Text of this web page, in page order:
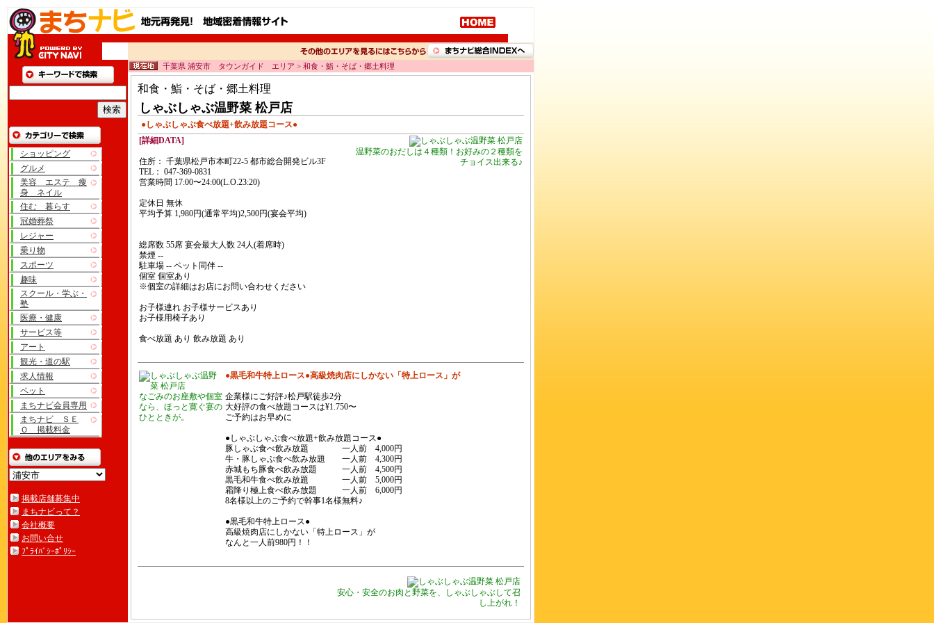
ショッピング
グルメ
美容 エステ 痩
身 ネイル
住む 暮らす
冠婚葬祭
レジャー
乗り物
スポーツ
趣味
スクール・学ぶ・
塾
医療・健康
サービス等
アート
観光・道の駅
求人情報
ペット
まちナビ会員専用
まちナビ ＳＥ
Ｏ 掲載料金
掲載店舗募集中
まちナビって？
会社概要
お問い合せ
ﾌﾟﾗｲﾊﾞｼｰﾎﾟﾘｼｰ
千葉県 浦安市 タウンガイド エリア > 和食・鮨・そば・郷土料理
和食・鮨・そば・郷土料理
しゃぶしゃぶ温野菜 松戸店
●しゃぶしゃぶ食べ放題+飲み放題コース●
[詳細DATA]
住所： 千葉県松戸市本町22-5 都市総合開発ビル3F
TEL： 047-369-0831
営業時間 17:00〜24:00(L.O.23:20)
定休日 無休
平均予算 1,980円(通常平均)2,500円(宴会平均)
総席数 55席 宴会最大人数 24人(着席時)
禁煙 --
駐車場 -- ペット同伴 --
個室 個室あり
※個室の詳細はお店にお問い合わせください
お子様連れ お子様サービスあり
お子様用椅子あり
食べ放題 あり 飲み放題 あり
温野菜のおだしは４種類！お好みの２種類を
チョイス出来る♪
なごみのお座敷や個室
なら、ほっと寛ぐ宴の
ひとときが。
●黒毛和牛特上ロース●高級焼肉店にしかない「特上ロース」が
企業様にご好評♪松戸駅徒歩2分
大好評の食べ放題コースは¥1.750〜
ご予約はお早めに
●しゃぶしゃぶ食べ放題+飲み放題コース●
豚しゃぶ食べ飲み放題 一人前 4,000円
牛・豚しゃぶ食べ飲み放題 一人前 4,300円
赤城もち豚食べ飲み放題 一人前 4,500円
黒毛和牛食べ飲み放題 一人前 5,000円
霜降り極上食べ飲み放題 一人前 6,000円
8名様以上のご予約で幹事1名様無料♪
●黒毛和牛特上ロース●
高級焼肉店にしかない「特上ロース」が
なんと一人前980円！！
安心・安全のお肉と野菜を、しゃぶしゃぶして召
し上がれ！